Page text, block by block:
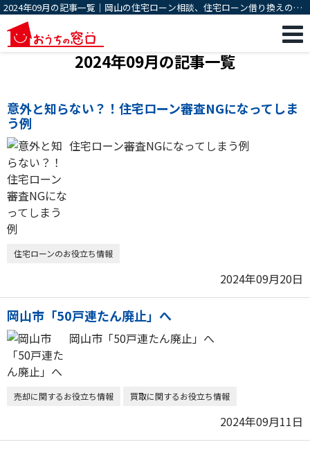
2024年09月の記事一覧｜岡山の住宅ローン相談、住宅ローン借り換えのこ
とならおうちの窓口
2024年09月の記事一覧
意外と知らない？！住宅ローン審査NGになってしま
う例
住宅ローン審査NGになってしまう例
住宅ローンのお役立ち情報
2024年09月20日
岡山市「50戸連たん廃止」へ
岡山市「50戸連たん廃止」へ
売却に関するお役立ち情報 買取に関するお役立ち情報
2024年09月11日